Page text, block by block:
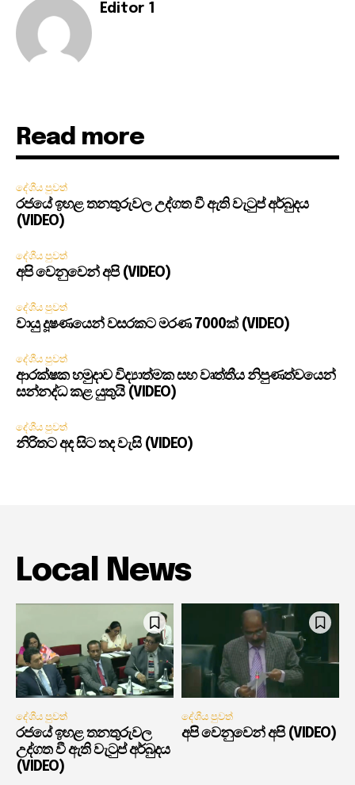
Editor 1
Read more
දේශීය පුවත්
රජයේ ඉහළ තනතුරුවල උද්ගත වී ඇති වැටුප් අර්බුදය
(VIDEO)
දේශීය පුවත්
අපි වෙනුවෙන් අපි (VIDEO)
දේශීය පුවත්
වායු දූෂණයෙන් වසරකට මරණ 7000ක් (VIDEO)
දේශීය පුවත්
ආරක්ෂක හමුදාව විද්‍යාත්මක සහ වෘත්තීය නිපුණත්වයෙන්
සන්නද්ධ කළ යුතුයි (VIDEO)
දේශීය පුවත්
නිරිතට අද සිට තද වැසි (VIDEO)
Local News
දේශීය පුවත්
රජයේ ඉහළ තනතුරුවල
උද්ගත වී ඇති වැටුප් අර්බුදය
(VIDEO)
දේශීය පුවත්
අපි වෙනුවෙන් අපි (VIDEO)